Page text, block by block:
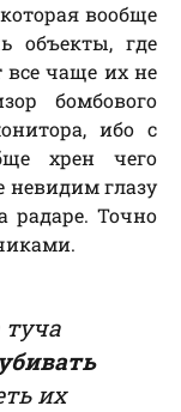
вообще
объекты, где
все чаще их не
бомбового
ибо с
хрен чего
невидим глазу
радаре. Точно
убивать
их